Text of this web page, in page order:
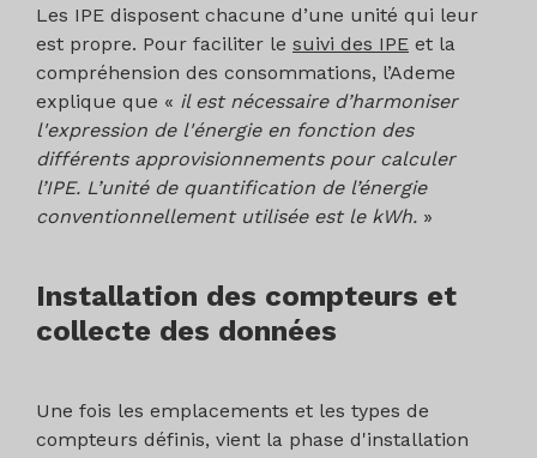
Les IPE disposent chacune d’une unité qui leur
est propre. Pour faciliter le suivi des IPE et la
compréhension des consommations, l’Ademe
explique que « il est nécessaire d’harmoniser
l'expression de l'énergie en fonction des
différents approvisionnements pour calculer
l’IPE. L’unité de quantification de l’énergie
conventionnellement utilisée est le kWh. »
Installation des compteurs et
collecte des données
Une fois les emplacements et les types de
compteurs définis, vient la phase d'installation